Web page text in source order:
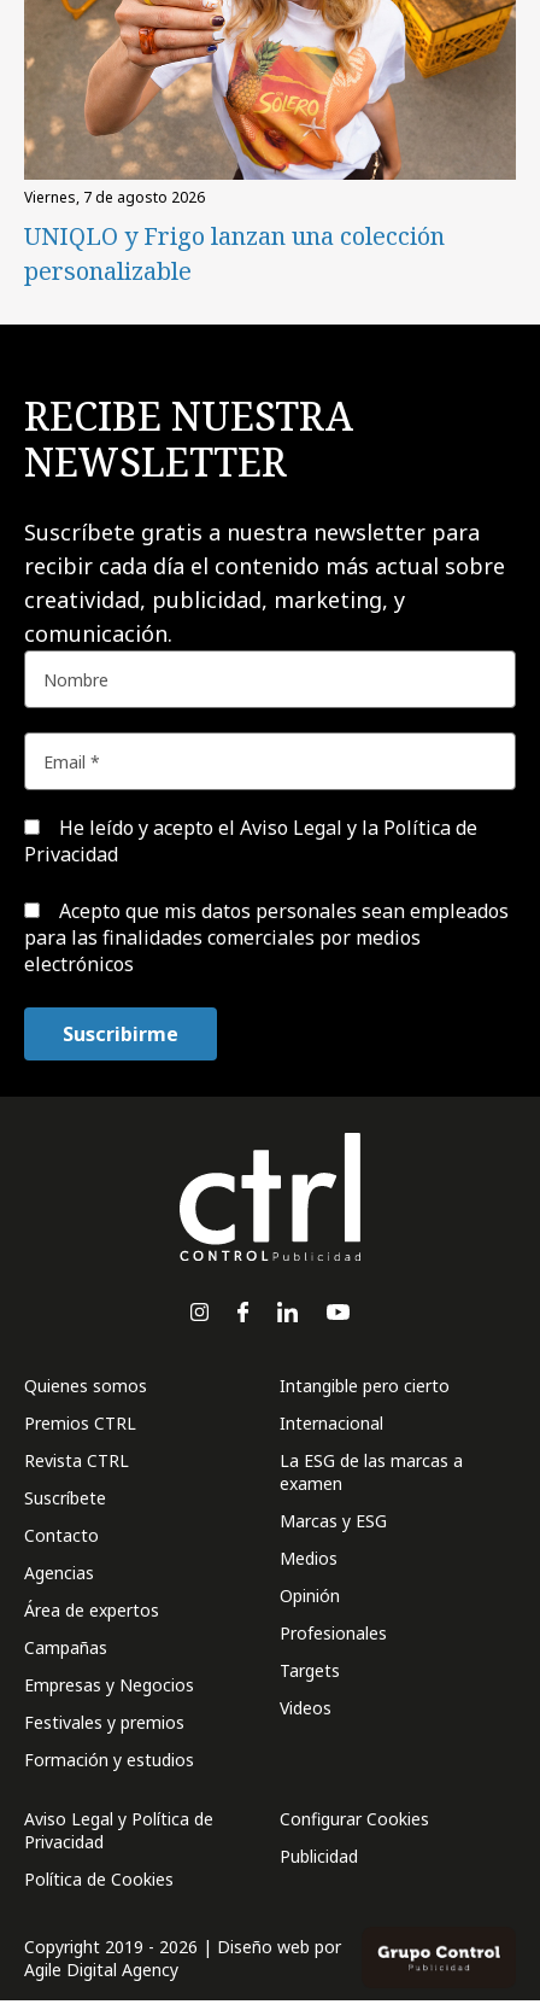
viernes, 7 de agosto 2026
UNIQLO y Frigo lanzan una colección
personalizable
RECIBE NUESTRA
NEWSLETTER
Suscríbete gratis a nuestra newsletter para
recibir cada día el contenido más actual sobre
creatividad, publicidad, marketing, y
comunicación.
He leído y acepto el Aviso Legal y la Política de
Privacidad
Acepto que mis datos personales sean empleados
para las finalidades comerciales por medios
electrónicos
Quienes somos
Premios CTRL
Revista CTRL
Suscríbete
Contacto
Agencias
Área de expertos
Campañas
Empresas y Negocios
Festivales y premios
Formación y estudios
Intangible pero cierto
Internacional
La ESG de las marcas a
examen
Marcas y ESG
Medios
Opinión
Profesionales
Targets
Videos
Aviso Legal y Política de
Privacidad
Política de Cookies
Configurar Cookies
Publicidad
Copyright 2019 - 2026 | Diseño web por
Agile Digital Agency